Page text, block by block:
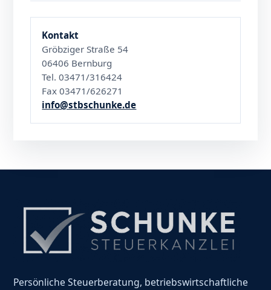
Kontakt
Gröbziger Straße 54
06406 Bernburg
Tel. 03471/316424
Fax 03471/626271
info@stbschunke.de
Persönliche Steuerberatung, betriebswirtschaftliche